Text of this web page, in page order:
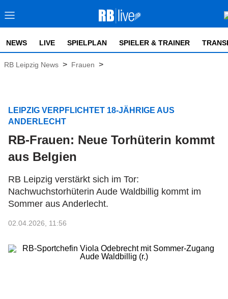
NEWS LIVE SPIELPLAN SPIELER & TRAINER
RB Leipzig News > Frauen >
LEIPZIG VERPFLICHTET 18-JÄHRIGE AUS
ANDERLECHT
RB-Frauen: Neue Torhüterin kommt
aus Belgien
RB Leipzig verstärkt sich im Tor:
Nachwuchstorhüterin Aude Waldbillig kommt im
Sommer aus Anderlecht.
02.04.2026, 11:56